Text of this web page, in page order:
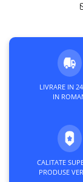
LIVRARE IN
IN
CALITATE
PRODUSE